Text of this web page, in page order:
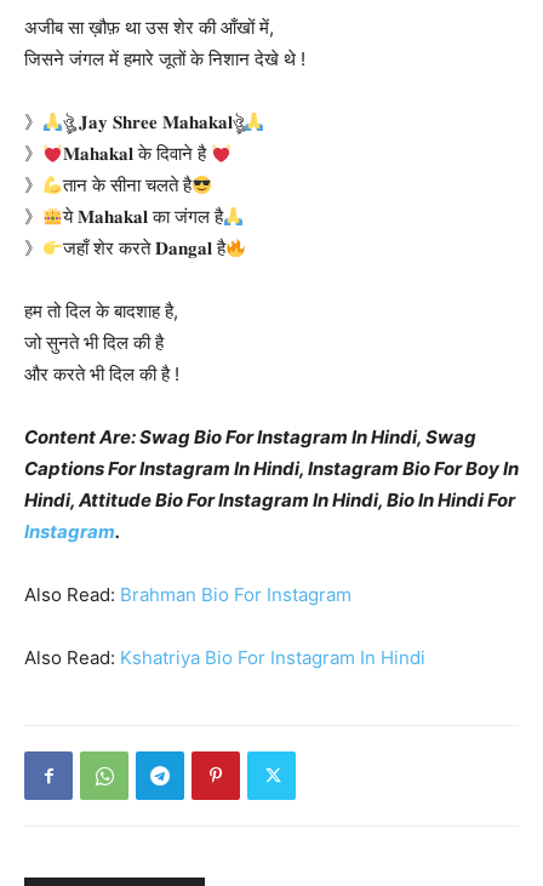
अजीब सा ख़ौफ़ था उस शेर की आँखों में,
जिसने जंगल में हमारे जूतों के निशान देखे थे !
》
ঔৣ 𝐉𝐚𝐲 𝐒𝐡𝐫𝐞𝐞 𝐌𝐚𝐡𝐚𝐤𝐚𝐥ঔৣ
》
𝐌𝐚𝐡𝐚𝐤𝐚𝐥 के दिवाने है
》
तान के सीना चलते है
》
ये 𝐌𝐚𝐡𝐚𝐤𝐚𝐥 का जंगल है
》
जहाँ शेर करते 𝐃𝐚𝐧𝐠𝐚𝐥 है
हम तो दिल के बादशाह है,
जो सुनते भी दिल की है
और करते भी दिल की है !
Content Are: Swag Bio For Instagram In Hindi, Swag
Captions For Instagram In Hindi, Instagram Bio For Boy In
Hindi, Attitude Bio For Instagram In Hindi, Bio In Hindi For
Instagram.
Also Read: Brahman Bio For Instagram
Also Read: Kshatriya Bio For Instagram In Hindi